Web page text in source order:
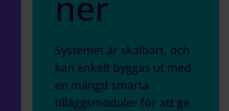
Systemet är skalbart, och
kan enkelt byggas ut med
en mängd smarta
tilläggsmoduler för att ge